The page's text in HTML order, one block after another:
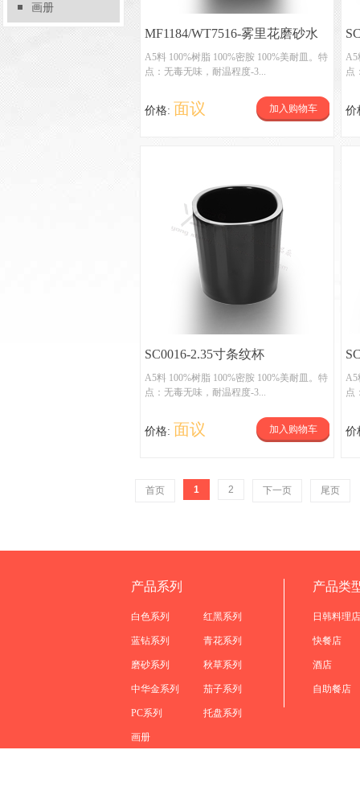
画册
MF1184/WT7516-雾里花磨砂水
杯
A5料 100%树脂 100%密胺 100%美耐皿。特
点：无毒无味，耐温程度-3...
价格: 面议 加入购物车
A5
点
SC0016-2.35寸条纹杯
A5料 100%树脂 100%密胺 100%美耐皿。特
点：无毒无味，耐温程度-3...
价格: 面议 加入购物车
A5
点
首页 1 2 下一页 尾页
产品系列
白色系列 红黑系列
蓝钻系列 青花系列
磨砂系列 秋草系列
中华金系列 茄子系列
PC系列 托盘系列
画册
产品类
日韩料理店
快餐店
酒店
自助餐店